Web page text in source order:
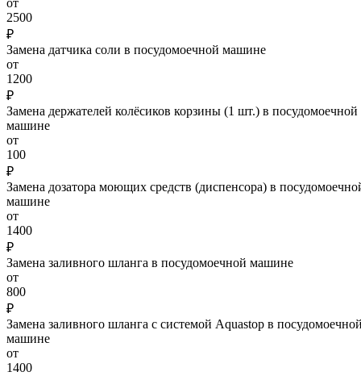
2500
₽
Замена датчика соли в посудомоечной машине
от
1200
₽
Замена держателей колёсиков корзины (1 шт.) в посудомоечной
машине
от
100
₽
Замена дозатора моющих средств (диспенсора) в
машине
от
1400
₽
Замена заливного шланга в посудомоечной машине
от
800
₽
Замена заливного шланга с системой Aquastop в
машине
от
1400